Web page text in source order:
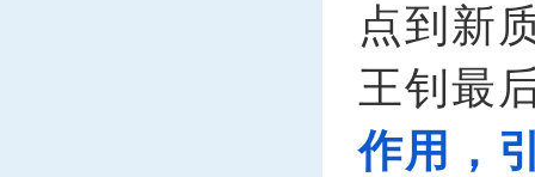
点到新
王钊最
作用，